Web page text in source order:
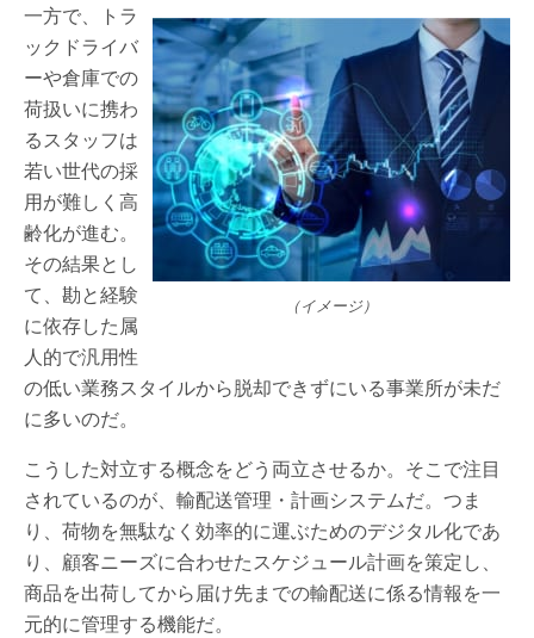
（イメージ）
一方で、トラ
ックドライバ
ーや倉庫での
荷扱いに携わ
るスタッフは
若い世代の採
用が難しく高
齢化が進む。
その結果とし
て、勘と経験
に依存した属
人的で汎用性
の低い業務スタイルから脱却できずにいる事業所が未だ
に多いのだ。
こうした対立する概念をどう両立させるか。そこで注目
されているのが、輸配送管理・計画システムだ。つま
り、荷物を無駄なく効率的に運ぶためのデジタル化であ
り、顧客ニーズに合わせたスケジュール計画を策定し、
商品を出荷してから届け先までの輸配送に係る情報を一
元的に管理する機能だ。